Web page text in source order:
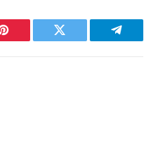
Pinterest Twitter